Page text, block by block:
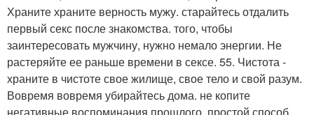
Храните храните верность мужу. старайтесь отдалить
первый секс после знакомства. того, чтобы
заинтересовать мужчину, нужно немало энергии. Не
растеряйте ее раньше времени в сексе. 55. Чистота -
храните в чистоте свое жилище, свое тело и свой разум.
Вовремя вовремя убирайтесь дома. не копите
негативные воспоминания прошлого. простой способ